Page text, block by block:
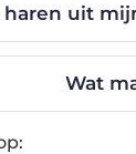
haren uit
Wat